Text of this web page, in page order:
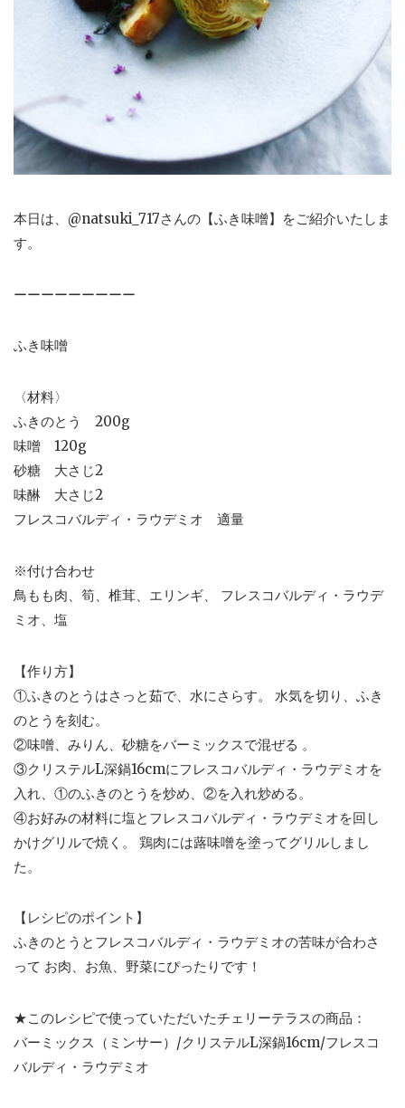
本日は、@natsuki_717さんの【ふき味噌】をご紹介いたしま
す。
ーーーーーーーーー
ふき味噌
〈材料〉
ふきのとう 200g
味噌 120g
砂糖 大さじ2
味醂 大さじ2
フレスコバルディ・ラウデミオ 適量
※付け合わせ
鳥もも肉、筍、椎茸、エリンギ、 フレスコバルディ・ラウデ
ミオ、塩
【作り方】
①ふきのとうはさっと茹で、水にさらす。 水気を切り、ふき
のとうを刻む。
②味噌、みりん、砂糖をバーミックスで混ぜる 。
③クリステルL深鍋16cmにフレスコバルディ・ラウデミオを
入れ、①のふきのとうを炒め、②を入れ炒める。
④お好みの材料に塩とフレスコバルディ・ラウデミオを回し
かけグリルで焼く。 鶏肉には蕗味噌を塗ってグリルしまし
た。
【レシピのポイント】
ふきのとうとフレスコバルディ・ラウデミオの苦味が合わさ
って お肉、お魚、野菜にぴったりです！
★このレシピで使っていただいたチェリーテラスの商品：
バーミックス（ミンサー）/クリステルL深鍋16cm/フレスコ
バルディ・ラウデミオ